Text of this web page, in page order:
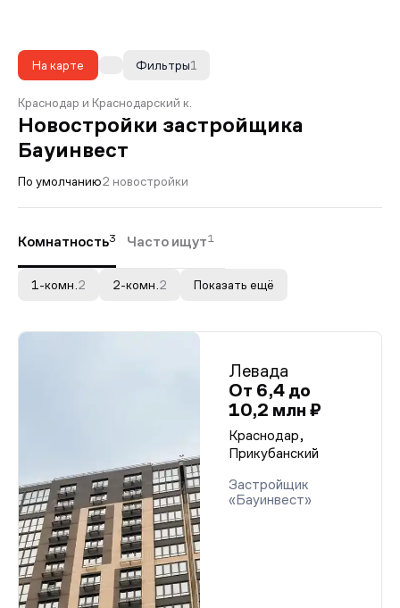
На карте 1
Фильтры
Краснодар и Краснодарский к.
Новостройки застройщика
Бауинвест
По умолчанию2 новостройки
Комнатность3 Часто ищут1
1-комн. 2 2-комн. 2 Показать ещё
Левада
От 6,4 до
10,2 млн ₽
Краснодар,
Прикубанский
Застройщик
«Бауинвест»